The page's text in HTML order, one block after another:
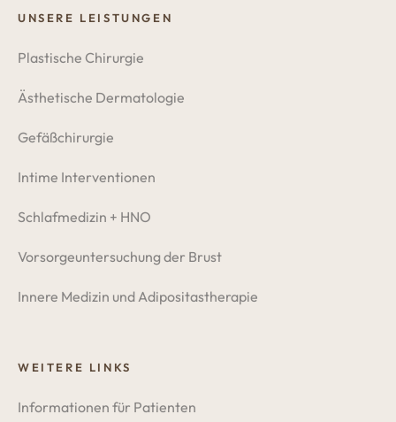
UNSERE LEISTUNGEN
Plastische Chirurgie
Ästhetische Dermatologie
Gefäßchirurgie
Intime Interventionen
Schlafmedizin + HNO
Vorsorgeuntersuchung der Brust
Innere Medizin und Adipositastherapie
WEITERE LINKS
Informationen für Patienten